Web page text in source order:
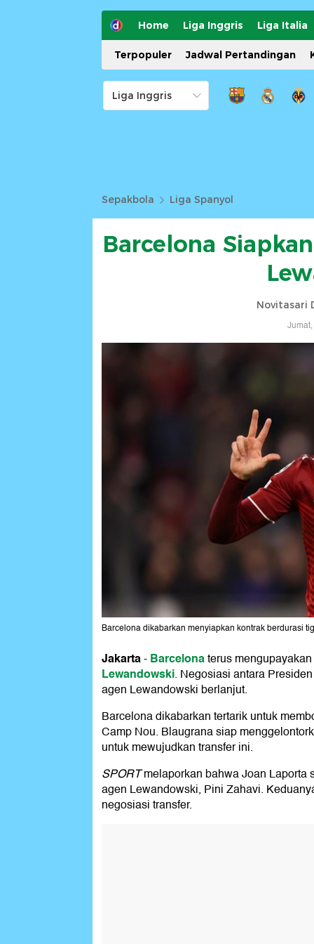
Home Liga Inggris Liga Italia
Terpopuler Jadwal Pertandingan
Sepakbola Liga Spanyol
Barcelona
Novitasari
Barcelona dikabarkan menyiapkan kontrak berdurasi
Jakarta-Barcelonaterus
Lewandowski. Negosiasi antara
agen Lewandowski berlanjut.
Barcelona dikabarkan tertarik untuk
Camp Nou. Blaugrana siap
untuk mewujudkan transfer ini.
SPORTmelaporkan bahwa Joan Laporta
agen Lewandowski, Pini Zahavi.
negosiasi transfer.